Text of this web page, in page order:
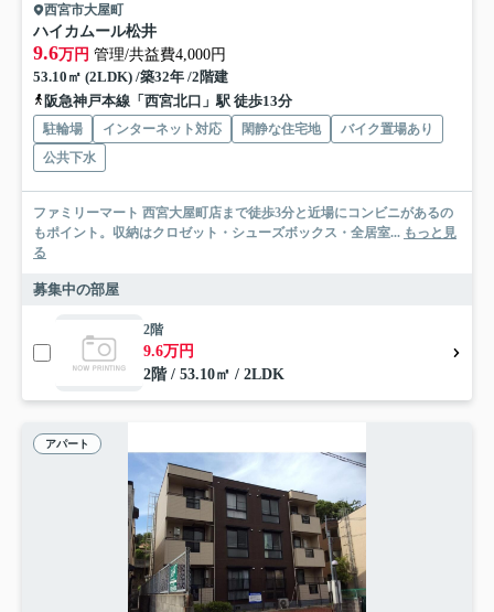
西宮市大屋町
ハイカムール松井
9.6万円 管理/共益費4,000円
53.10㎡ (2LDK) /築32年 /2階建
阪急神戸本線「西宮北口」駅 徒歩13分
駐輪場 インターネット対応 閑静な住宅地
バイク置場あり
公共下水
ファミリーマート 西宮大屋町店まで徒歩3分と近場にコンビニがあるの
もポイント。収納はクロゼット・シューズボックス・全居室... もっと見
る
募集中の部屋
2階
9.6万円
2階 / 53.10㎡ / 2LDK
アパート